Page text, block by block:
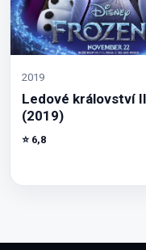
2019
Ledové království II
(2019)
⭐ 6,8